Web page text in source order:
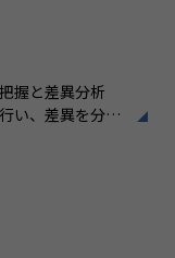
握と差異分析
い、差異を分
略を策定。
けた、AWS・M